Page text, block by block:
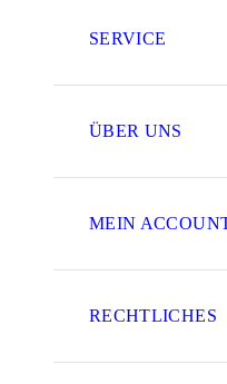
SERVICE
ÜBER UNS
MEIN
RECHTLICHES